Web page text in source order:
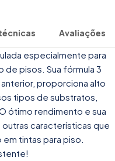
Avaliações
especialmente para
pisos. Sua fórmula 3
proporciona alto
tipos de substratos,
ótimo rendimento e sua
características que
tintas para piso.